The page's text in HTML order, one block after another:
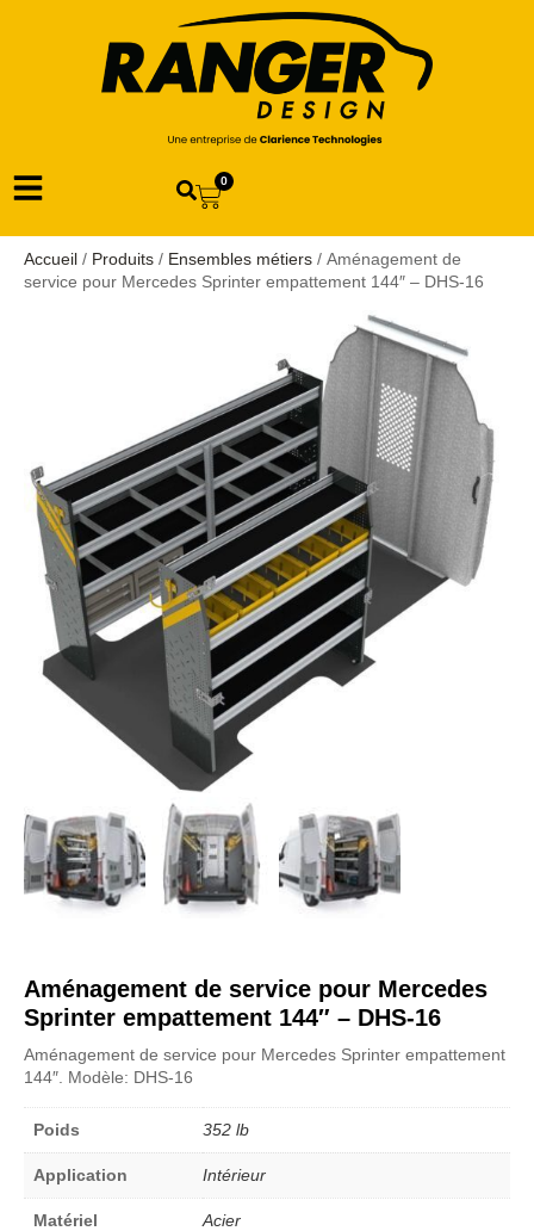
0
Accueil / Produits / Ensembles métiers / Aménagement de
service pour Mercedes Sprinter empattement 144″ – DHS-16
Aménagement de service pour Mercedes
Sprinter empattement 144″ – DHS-16
Aménagement de service pour Mercedes Sprinter empattement
144″. Modèle: DHS-16
Poids 352 lb
Application Intérieur
Matériel Acier